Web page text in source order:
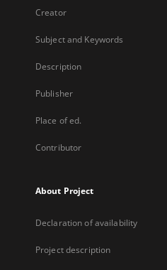
Creator
Subject and Keywords
Description
Publisher
Place of ed.
Contributor
About Project
Declaration of availability
Project description